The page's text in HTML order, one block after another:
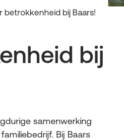
betrokkenheid bij Baars!
bij
samenwerking
Bij Baars